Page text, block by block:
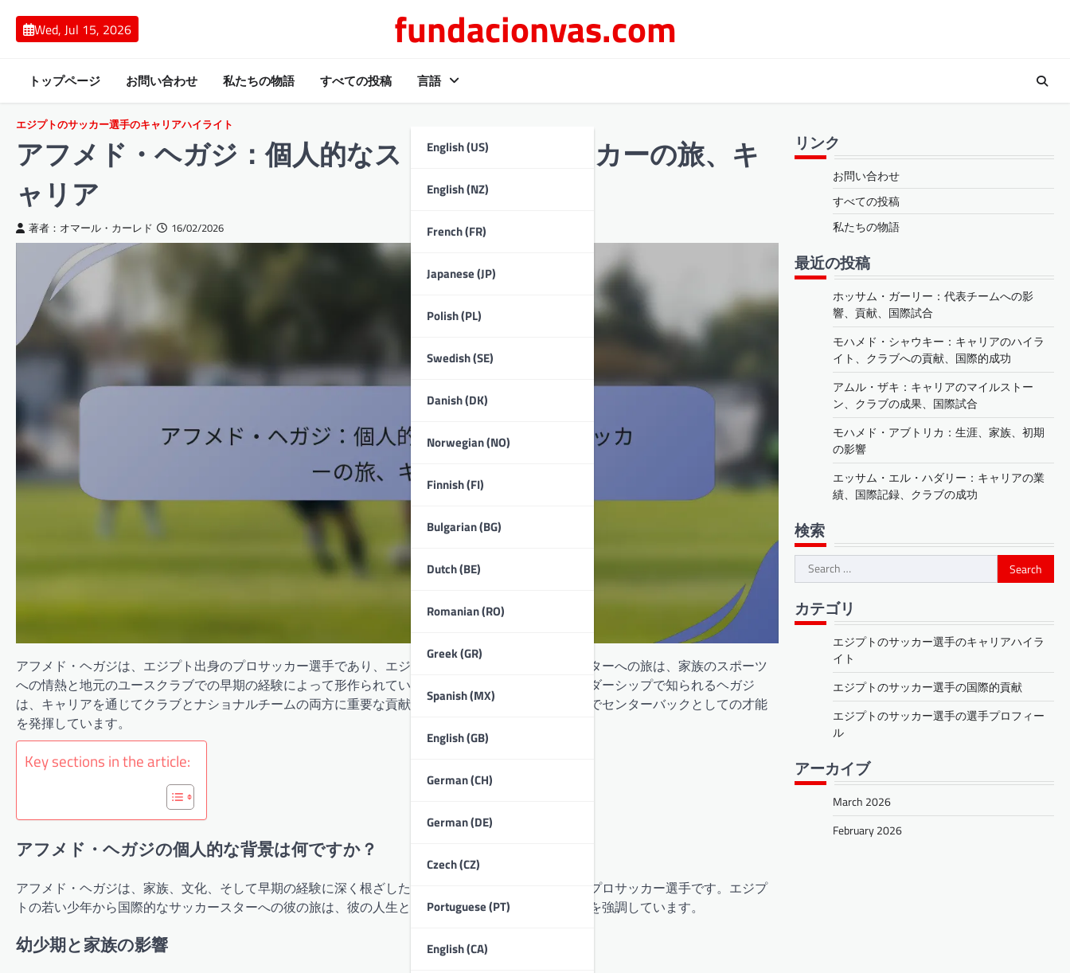
content
Wed, Jul 15, 2026 fundacionvas.com
トップページ お問い合わせ 私たちの物語 すべての投稿 言語
English (US)
English (NZ)
French (FR)
Japanese (JP)
Polish (PL)
Swedish (SE)
Danish (DK)
Norwegian (NO)
Finnish (FI)
Bulgarian (BG)
Dutch (BE)
Romanian (RO)
Greek (GR)
Spanish (MX)
English (GB)
German (CH)
German (DE)
Czech (CZ)
Portuguese (PT)
English (CA)
エジプトのサッカー選手のキャリアハイライト
アフメド・ヘガジ：個人的なストーリー、サッカーの旅、キ
ャリア
著者：オマール・カーレド 16/02/2026
アフメド・ヘガジは、エジプト出身のプロサッカー選手であり、エジプトの若い少年から国際的なスターへの旅は、家族のスポーツ
への情熱と地元のユースクラブでの早期の経験によって形作られています。堅実な守備スキルとリーダーシップで知られるヘガジ
は、キャリアを通じてクラブとナショナルチームの両方に重要な貢献をしており、さまざまなリーグでセンターバックとしての才能
を発揮しています。
Key sections in the article:
アフメド・ヘガジの個人的な背景は何ですか？
アフメド・ヘガジは、家族、文化、そして早期の経験に深く根ざした個人的な背景を持つエジプトのプロサッカー選手です。エジプ
トの若い少年から国際的なサッカースターへの彼の旅は、彼の人生とキャリアを形作った重要な影響を強調しています。
幼少期と家族の影響
リンク
お問い合わせ
すべての投稿
私たちの物語
最近の投稿
ホッサム・ガーリー：代表チームへの影
響、貢献、国際試合
モハメド・シャウキー：キャリアのハイラ
イト、クラブへの貢献、国際的成功
アムル・ザキ：キャリアのマイルストー
ン、クラブの成果、国際試合
モハメド・アブトリカ：生涯、家族、初期
の影響
エッサム・エル・ハダリー：キャリアの業
績、国際記録、クラブの成功
検索
Search
for:
カテゴリ
エジプトのサッカー選手のキャリアハイラ
イト
エジプトのサッカー選手の国際的貢献
エジプトのサッカー選手の選手プロフィー
ル
アーカイブ
March 2026
February 2026